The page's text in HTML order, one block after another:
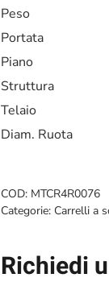
Peso
Portata
Piano
Struttura
Telaio
Diam. Ruota
COD: MTCR4R0076
Categorie: Carrelli a
Richiedi